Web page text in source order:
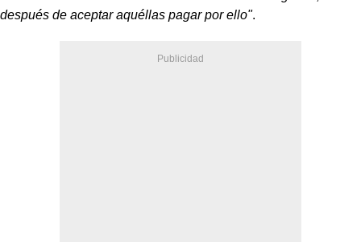
después de aceptar aquéllas pagar por ello".